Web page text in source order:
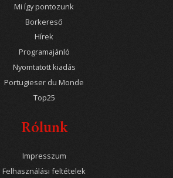
Mi így pontozunk
Borkereső
Hírek
Programajánló
Nyomtatott kiadás
Portugieser du Monde
Top25
Rólunk
Impresszum
Felhasználási feltételek